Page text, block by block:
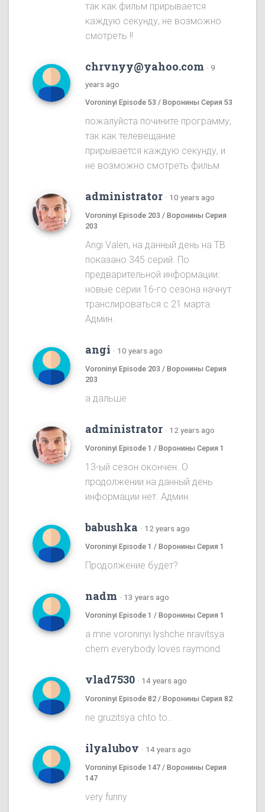
так как фильм прирывается
каждую секунду, не возможно
смотреть !!
chrvnyy@yahoo.com · 9
years ago
Voroninyi Episode 53 / Воронины Серия 53
пожалуйста почините программу,
так как телевещание
прирывается каждую секунду, и
не возможно смотреть фильм
administrator · 10 years ago
Voroninyi Episode 203 / Воронины Серия
203
Angi Valen, на данный день на ТВ
показано 345 серий. По
предварительной информации:
новые серии 16-го сезона начнут
транслироваться с 21 марта.
Админ.
angi · 10 years ago
Voroninyi Episode 203 / Воронины Серия
203
а дальше
administrator · 12 years ago
Voroninyi Episode 1 / Воронины Серия 1
13-ый сезон окончен. О
продолжении на данный день
информации нет. Админ.
babushka · 12 years ago
Voroninyi Episode 1 / Воронины Серия 1
Продолжение будет?
nadm · 13 years ago
Voroninyi Episode 1 / Воронины Серия 1
a mne voroninyi lyshche nravitsya
chem everybody loves raymond
vlad7530 · 14 years ago
Voroninyi Episode 82 / Воронины Серия 82
ne gruzitsya chto to..
ilyalubov · 14 years ago
Voroninyi Episode 147 / Воронины Серия
147
very funny